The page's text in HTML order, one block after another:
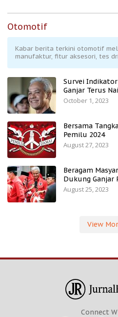
Otomotif
Kabar berita terkini otomotif
manufaktur, fitur aksesori, tes
Survei
Ganjar Terus
October 1, 2023
Bersama
Pemilu 2024
August 27, 2023
Beragam
Dukung Ganjar
August 25, 2023
View
Connect